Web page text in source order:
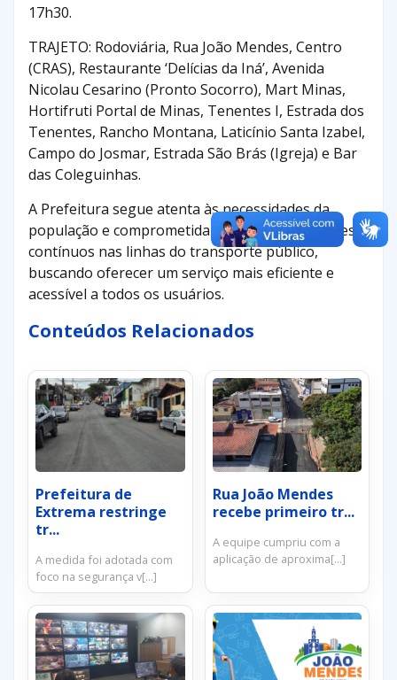
17h30.
TRAJETO: Rodoviária, Rua João Mendes, Centro
(CRAS), Restaurante ‘Delícias da Iná’, Avenida
Nicolau Cesarino (Pronto Socorro), Mart Minas,
Hortifruti Portal de Minas, Tenentes I, Estrada dos
Tenentes, Rancho Montana, Laticínio Santa Izabel,
Campo do Josmar, Estrada São Brás (Igreja) e Bar
das Coleguinhas.
A Prefeitura segue atenta às necessidades da
população e comprometida em promover ajustes
contínuos nas linhas do transporte público,
buscando oferecer um serviço mais eficiente e
acessível a todos os usuários.
Conteúdos Relacionados
Prefeitura de
Extrema restringe
tr...
A medida foi adotada com
foco na segurança v[...]
Rua João Mendes
recebe primeiro tr...
A equipe cumpriu com a
aplicação de aproxima[...]